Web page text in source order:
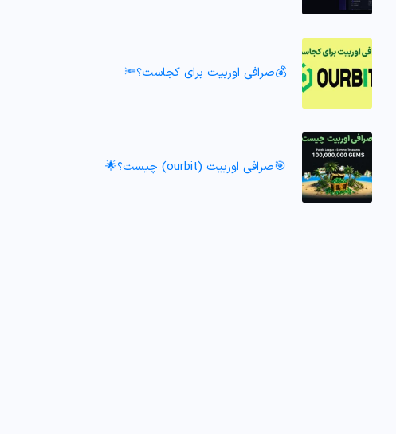
💰صرافی اوربیت برای کجاست؟🔦
🎯صرافی اوربیت (ourbit) چیست؟🌟